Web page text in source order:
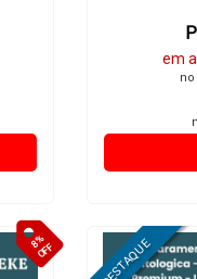
em
8%OFF